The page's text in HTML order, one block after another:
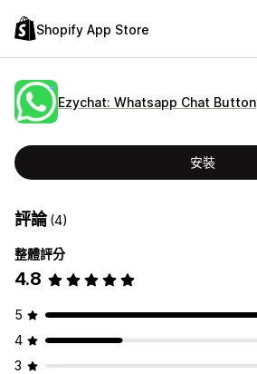
Shopify App Store
Ezychat: Whatsapp Chat Button
安裝
評論(4)
整體評分
4.8
5
4
3